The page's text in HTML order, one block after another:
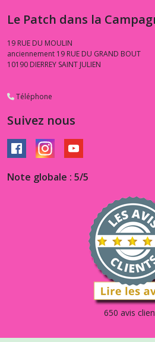
Le Patch dans la
19 RUE DU MOULIN
anciennement 19 RUE DU GRAND BOUT
10190 DIERREY SAINT JULIEN
Téléphone
Suivez nous
Note globale : 5/5
650 avis